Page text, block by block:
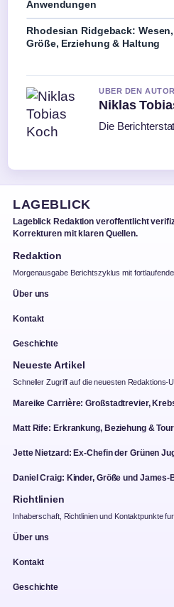
Anwendungen
Rhodesian Ridgeback: Wesen,
Größe, Erziehung & Haltung
UBER DEN AUTOR
Niklas
Die
LAGEBLICK
Lageblick Redaktion veroffentlicht
Korrekturen mit klaren Quellen.
Redaktion
Morgenausgabe Berichtszyklus mit
Über uns
Kontakt
Geschichte
Neueste Artikel
Schneller Zugriff auf die neuesten Redaktions-
Mareike Carrière: Großstadtrevier,
Matt Rife: Erkrankung, Beziehung &
Jette Nietzard: Ex-Chefin der Grünen
Daniel Craig: Kinder, Größe und James-
Richtlinien
Inhaberschaft, Richtlinien und Kontaktpunkte
Über uns
Kontakt
Geschichte